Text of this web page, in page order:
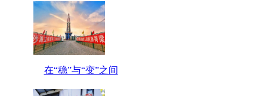
在“稳”与“变”之间